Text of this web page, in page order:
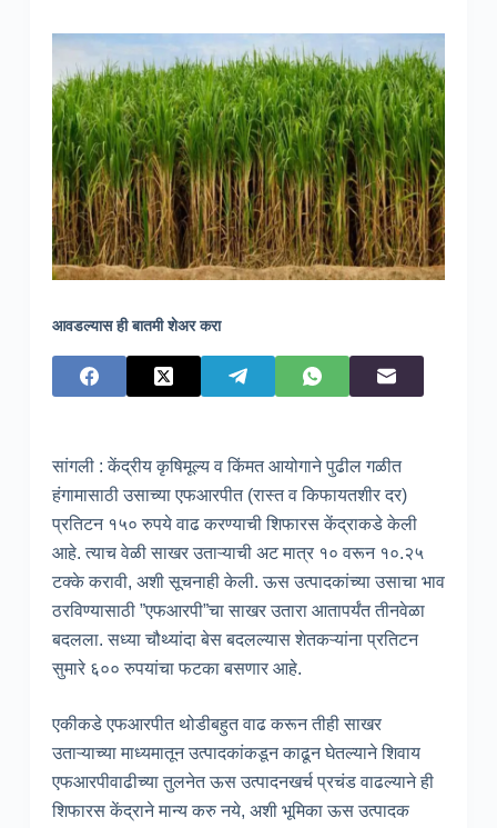
आवडल्यास ही बातमी शेअर करा
सांगली : केंद्रीय कृषिमूल्य व किंमत आयोगाने पुढील गळीत
हंगामासाठी उसाच्या एफआरपीत (रास्त व किफायतशीर दर)
प्रतिटन १५० रुपये वाढ करण्याची शिफारस केंद्राकडे केली
आहे. त्याच वेळी साखर उताऱ्याची अट मात्र १० वरून १०.२५
टक्के करावी, अशी सूचनाही केली. ऊस उत्पादकांच्या उसाचा भाव
ठरविण्यासाठी ”एफआरपी”चा साखर उतारा आतापर्यंत तीनवेळा
बदलला. सध्या चौथ्यांदा बेस बदलल्यास शेतकऱ्यांना प्रतिटन
सुमारे ६०० रुपयांचा फटका बसणार आहे.
एकीकडे एफआरपीत थोडीबहुत वाढ करून तीही साखर
उताऱ्याच्या माध्यमातून उत्पादकांकडून काढून घेतल्याने शिवाय
एफआरपीवाढीच्या तुलनेत ऊस उत्पादनखर्च प्रचंड वाढल्याने ही
शिफारस केंद्राने मान्य करु नये, अशी भूमिका ऊस उत्पादक